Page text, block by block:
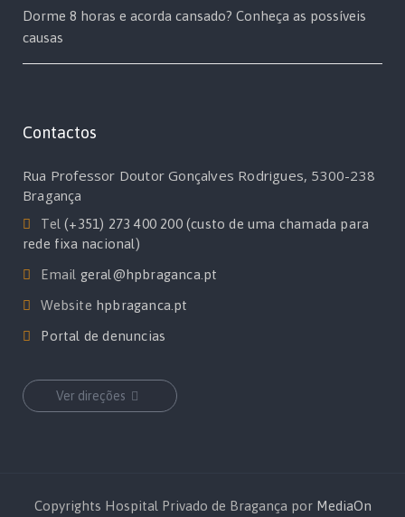
Dorme 8 horas e acorda cansado? Conheça as possíveis
causas
Contactos
Rua Professor Doutor Gonçalves Rodrigues, 5300-238
Bragança
Tel(+351) 273 400 200 (custo de uma chamada para
rede fixa nacional)
Email geral@hpbraganca.pt
Website hpbraganca.pt
Portal de denuncias
Ver direções
Copyrights Hospital Privado de Bragança por MediaOn